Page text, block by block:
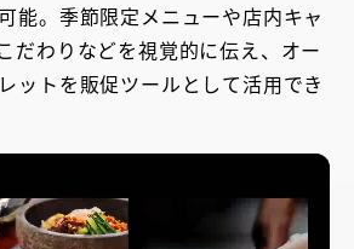
能。季節限定メニューや店内キャ
だわりなどを視覚的に伝え、オー
ットを販促ツールとして活用でき